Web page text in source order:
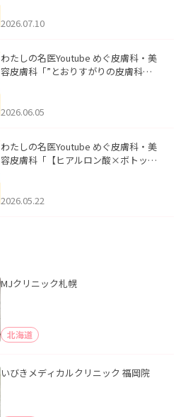
た。
2026.07.10
わたしの名医Youtube めぐ皮膚科・美
容皮膚科「”とおりすがりの皮膚科
2026.06.05
わたしの名医Youtube めぐ皮膚科・美
容皮膚科「【ヒアルロン酸×ボトック
た。
2026.05.22
MJクリニック札幌
北海道
いびきメディカルクリニック 福岡院